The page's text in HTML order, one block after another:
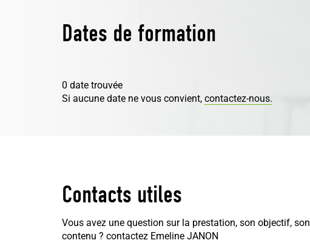
Dates de formation
0 date trouvée
Si aucune date ne vous convient, contactez-nous.
Contacts utiles
Vous avez une question sur la prestation, son objectif, son
contenu ? contactez Emeline JANON